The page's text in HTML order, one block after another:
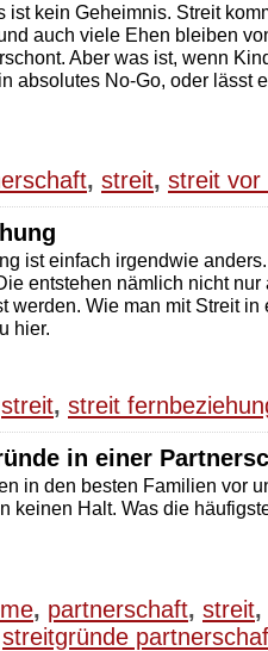
ist kein Geheimnis. Streit
auch viele Ehen bleiben
Aber was ist, wenn
absolutes No-Go, oder lässt
, streit, streit vor
ist einfach irgendwie
entstehen nämlich nicht
werden. Wie man mit Streit
hier.
streit, streit
in einer
in den besten Familien vor
keinen Halt. Was die
, partnerschaft, streit,
streitgründe